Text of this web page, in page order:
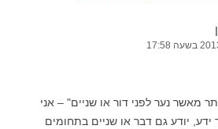
מאשר נער לפני דור או שניים" – אני
יודע גם דבר או שניים בתחומים